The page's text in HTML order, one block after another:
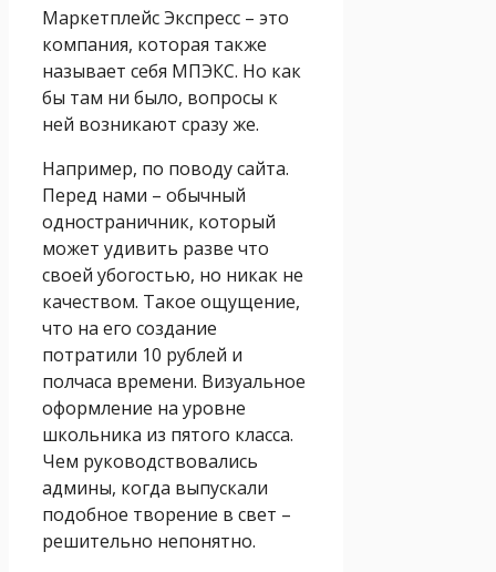
Маркетплейс Экспресс – это
компания, которая также
называет себя МПЭКС. Но как
бы там ни было, вопросы к
ней возникают сразу же.
Например, по поводу сайта.
Перед нами – обычный
одностраничник, который
может удивить разве что
своей убогостью, но никак не
качеством. Такое ощущение,
что на его создание
потратили 10 рублей и
полчаса времени. Визуальное
оформление на уровне
школьника из пятого класса.
Чем руководствовались
админы, когда выпускали
подобное творение в свет –
решительно непонятно.